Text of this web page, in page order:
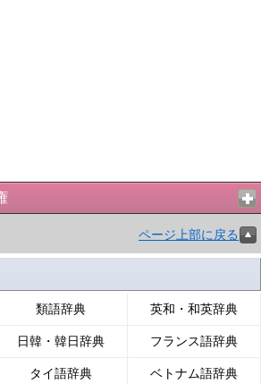
ページ上部に戻る
類語辞典 英和・和英辞典
日韓・韓日辞典 フランス語辞典
タイ語辞典 ベトナム語辞典